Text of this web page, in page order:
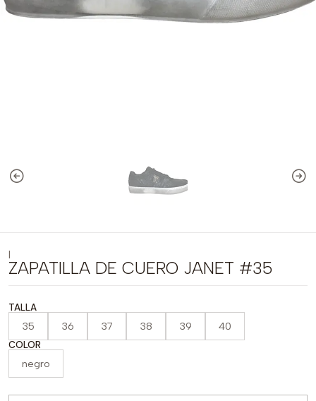
ZAPATILLA DE CUERO JANET #35
TALLA
35 36 37 38 39 40
COLOR
negro